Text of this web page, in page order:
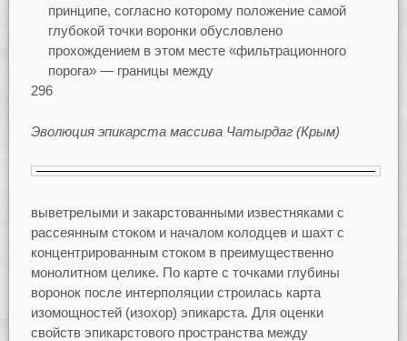
принципе, согласно которому положение самой
глубокой точки воронки обусловлено
прохождением в этом месте «фильтрационного
порога» — границы между
296
Эволюция эпикарста массива Чатырдаг (Крым)
выветрелыми и закарстованными известняками с
рассеянным стоком и началом колодцев и шахт с
концентрированным стоком в преимущественно
монолитном целике. По карте с точками глубины
воронок после интерполяции строилась карта
изомощностей (изохор) эпикарста. Для оценки
свойств эпикарстового пространства между